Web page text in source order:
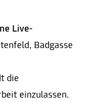
Live-
Badgasse
die
einzulassen.